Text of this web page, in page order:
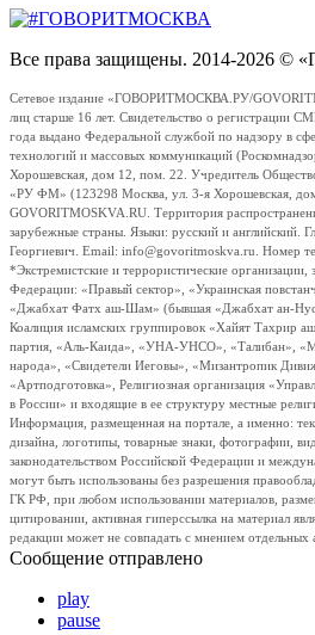
Все права защищены. 2014-2026 ©
Сетевое издание «ГОВОРИТМОСКВА.РУ/
лиц старше 16 лет. Свидетельство о регистрации
года выдано Федеральной службой по надзору в
технологий и массовых коммуникаций
Хорошевская, дом 12, пом. 22. Учредитель
«РУ ФМ» (123298 Москва, ул. 3-я Хорошевская,
GOVORITMOSKVA.RU. Территория
зарубежные страны. Языки: русский и английский.
Георгиевич. Email: info@govoritmoskva.ru. Номер
*Экстремистские и террористические организации,
Федерации: «Правый сектор», «Украинская
«Джабхат Фатх аш-Шам» (бывшая «Джабхат ан-
Коалиция исламских группировок «Хайят Тахрир
партия, «Аль-Каида», «УНА-УНСО», «Талибан»,
народа», «Свидетели Иеговы», «Мизантропик
«Артподготовка», Религиозная организация
в России» и входящие в ее структуру местные
Информация, размещенная на портале, а именно:
дизайна, логотипы, товарные знаки, фотографии,
законодательством Российской Федерации и
могут быть использованы без разрешения
ГК РФ, при любом использовании материалов,
цитировании, активная гиперссылка на материал
редакции может не совпадать с мнением отдельных
Сообщение отправлено
play
pause